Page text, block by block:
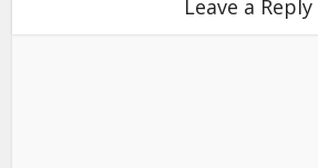
Leave a Reply